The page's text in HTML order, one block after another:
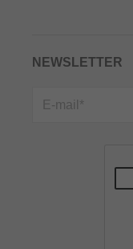
NEWSLETTER